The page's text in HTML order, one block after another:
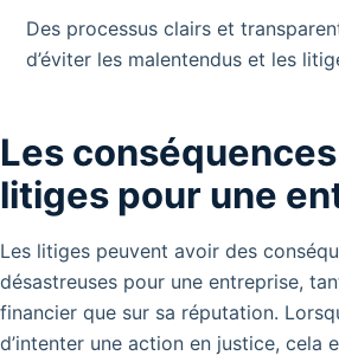
Des processus clairs et
d’éviter les malentendus et les
Les
litiges pour une
Les litiges peuvent avoir des
désastreuses pour une entreprise,
financier que sur sa réputation.
d’intenter une action en justice, cela